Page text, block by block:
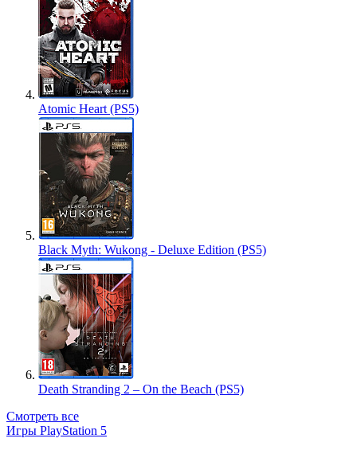
Atomic Heart (PS5)
Black Myth: Wukong - Deluxe Edition (PS5)
Death Stranding 2 – On the Beach (PS5)
Смотреть все
Игры PlayStation 5